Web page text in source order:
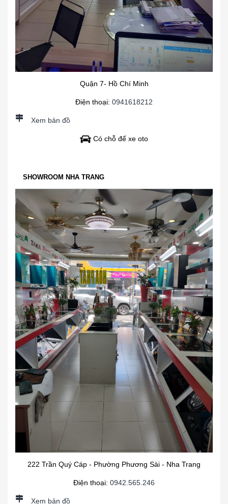
Quận 7- Hồ Chí Minh
Điện thoại: 0941618212
Xem bản đồ
Có chỗ để xe oto
SHOWROOM NHA TRANG
222 Trần Quý Cáp - Phường Phương Sài - Nha Trang
Điện thoại: 0942.565.246
Xem bản đồ